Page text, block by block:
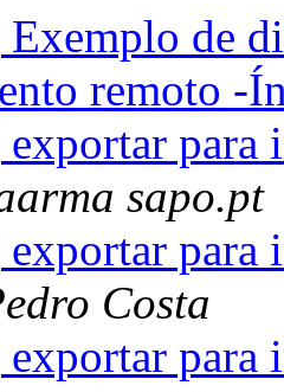
de
remoto -
para
sapo.pt
para
Costa
para